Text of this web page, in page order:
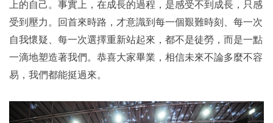
上的自己。事實上，在成長的過程，是感受不到成長，只感
受到壓力。回首來時路，才意識到每一個艱難時刻、每一次
自我懷疑、每一次選擇重新站起來，都不是徒勞，而是一點
一滴地塑造著我們。恭喜大家畢業，相信未來不論多麼不容
易，我們都能挺過來。